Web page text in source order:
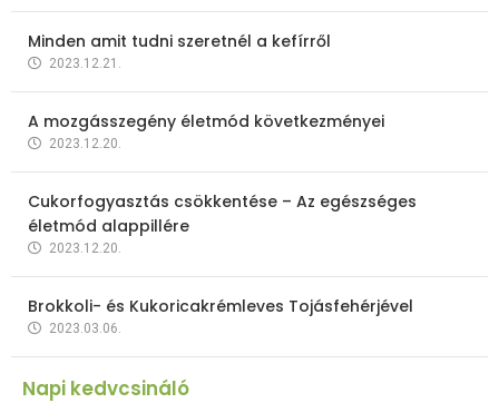
Minden amit tudni szeretnél a kefírről
2023.12.21.
A mozgásszegény életmód következményei
2023.12.20.
Cukorfogyasztás csökkentése – Az egészséges
életmód alappillére
2023.12.20.
Brokkoli- és Kukoricakrémleves Tojásfehérjével
2023.03.06.
Napi kedvcsináló